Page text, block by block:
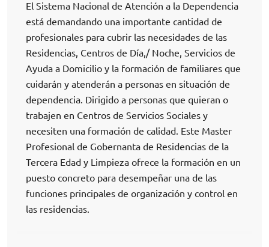
El Sistema Nacional de Atención a la Dependencia
está demandando una importante cantidad de
profesionales para cubrir las necesidades de las
Residencias, Centros de Día,/ Noche, Servicios de
Ayuda a Domicilio y la formación de familiares que
cuidarán y atenderán a personas en situación de
dependencia. Dirigido a personas que quieran o
trabajen en Centros de Servicios Sociales y
necesiten una formación de calidad. Este Master
Profesional de Gobernanta de Residencias de la
Tercera Edad y Limpieza ofrece la formación en un
puesto concreto para desempeñar una de las
funciones principales de organización y control en
las residencias.